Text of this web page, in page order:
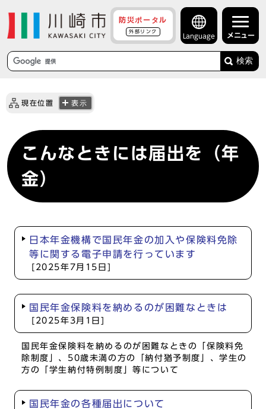
防災ポータル
外部リンク
Language メニュー
検索
現在位置 表示
こんなときには届出を（年
金）
日本年金機構で国民年金の加入や保険料免除
等に関する電子申請を行っています
[2025年7月15日]
国民年金保険料を納めるのが困難なときは
[2025年3月1日]
国民年金保険料を納めるのが困難なときの「保険料免
除制度」、50歳未満の方の「納付猶予制度」、学生の
方の「学生納付特例制度」等について
国民年金の各種届出について